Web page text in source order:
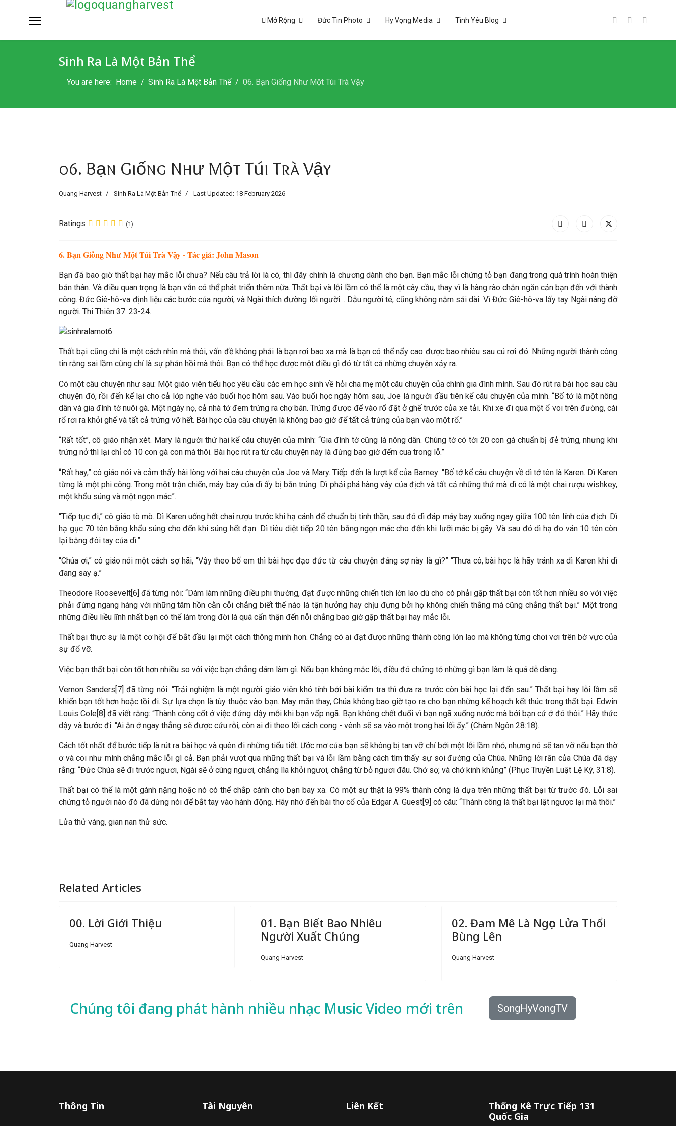
Mở Rộng Đức Tin Photo Hy Vọng Media Tình Yêu Blog
Sinh Ra Là Một Bản Thể
You are here: Home Sinh Ra Là Một Bản Thể 06. Bạn Giống Như Một Túi Trà Vậy
06. Bạn Giống Như Một Túi Trà Vậy
Quang Harvest Sinh Ra Là Một Bản Thể Last Updated: 18 February 2026
Ratings (1)
6. Bạn Giống Như Một Túi Trà Vậy - Tác giả: John Mason
Bạn đã bao giờ thất bại hay mắc lỗi chưa? Nếu câu trả lời là có, thì đây chính là chương dành cho bạn. Bạn mắc lỗi chứng tỏ bạn đang trong quá trình hoàn thiện
bản thân. Và điều quan trọng là bạn vẫn có thể phát triển thêm nữa. Thất bại và lỗi lầm có thể là một cây cầu, thay vì là hàng rào chắn ngăn cản bạn đến với thành
công. Đức Giê-hô-va định liệu các bước của người, và Ngài thích đường lối người… Dẫu người té, cũng không nằm sải dài. Vì Đức Giê-hô-va lấy tay Ngài nâng đỡ
người. Thi Thiên 37: 23-24.
Thất bại cũng chỉ là một cách nhìn mà thôi, vấn đề không phải là bạn rơi bao xa mà là bạn có thể nẩy cao được bao nhiêu sau cú rơi đó. Những người thành công
tin rằng sai lầm cũng chỉ là sự phản hồi mà thôi. Bạn có thể học được một điều gì đó từ tất cả những chuyện xảy ra.
Có một câu chuyện như sau: Một giáo viên tiểu học yêu cầu các em học sinh về hỏi cha mẹ một câu chuyện của chính gia đình mình. Sau đó rút ra bài học sau câu
chuyện đó, rồi đến kể lại cho cả lớp nghe vào buổi học hôm sau. Vào buổi học ngày hôm sau, Joe là người đầu tiên kể câu chuyện của mình. “Bố tớ là một nông
dân và gia đình tớ nuôi gà. Một ngày nọ, cả nhà tớ đem trứng ra chợ bán. Trứng được để vào rổ đặt ở ghế trước của xe tải. Khi xe đi qua một ổ voi trên đường, cái
rổ rơi ra khỏi ghế và tất cả trứng vỡ hết. Bài học của câu chuyện là không bao giờ để tất cả trứng của bạn vào một rổ.”
“Rất tốt”, cô giáo nhận xét. Mary là người thứ hai kể câu chuyện của mình: “Gia đình tớ cũng là nông dân. Chúng tớ có tới 20 con gà chuẩn bị đẻ trứng, nhưng khi
trứng nở thì lại chỉ có 10 con gà con mà thôi. Bài học rút ra từ câu chuyện này là đừng bao giờ đếm cua trong lỗ.”
“Rất hay,” cô giáo nói và cảm thấy hài lòng với hai câu chuyện của Joe và Mary. Tiếp đến là lượt kể của Barney: "Bố tớ kể câu chuyện về dì tớ tên là Karen. Dì Karen
từng là một phi công. Trong một trận chiến, máy bay của dì ấy bị bắn trúng. Dì phải phá hàng vây của địch và tất cả những thứ mà dì có là một chai rượu wishkey,
một khẩu súng và một ngọn mác”.
“Tiếp tục đi,” cô giáo tò mò. Dì Karen uống hết chai rượu trước khi hạ cánh để chuẩn bị tinh thần, sau đó dì đáp máy bay xuống ngay giữa 100 tên lính của địch. Dì
hạ gục 70 tên bằng khẩu súng cho đến khi súng hết đạn. Dì tiêu diệt tiếp 20 tên bằng ngọn mác cho đến khi lưỡi mác bị gãy. Và sau đó dì hạ đo ván 10 tên còn
lại bằng đôi tay của dì.”
“Chúa ơi,” cô giáo nói một cách sợ hãi, “Vậy theo bố em thì bài học đạo đức từ câu chuyện đáng sợ này là gì?” “Thưa cô, bài học là hãy tránh xa dì Karen khi dì
đang say ạ.”
Theodore Roosevelt[6] đã từng nói: “Dám làm những điều phi thường, đạt được những chiến tích lớn lao dù cho có phải gặp thất bại còn tốt hơn nhiều so với việc
phải đứng ngang hàng với những tâm hồn cằn cỗi chẳng biết thế nào là tận hưởng hay chịu đựng bởi họ không chiến thắng mà cũng chẳng thất bại.” Một trong
những điều liều lĩnh nhất bạn có thể làm trong đời là quá cẩn thận đến nỗi chẳng bao giờ gặp thất bại hay mắc lỗi.
Thất bại thực sự là một cơ hội để bắt đầu lại một cách thông minh hơn. Chẳng có ai đạt được những thành công lớn lao mà không từng chơi vơi trên bờ vực của
sự đổ vỡ.
Việc bạn thất bại còn tốt hơn nhiều so với việc bạn chẳng dám làm gì. Nếu bạn không mắc lỗi, điều đó chứng tỏ những gì bạn làm là quá dễ dàng.
Vernon Sanders[7] đã từng nói: “Trải nghiệm là một người giáo viên khó tính bởi bài kiểm tra thì đưa ra trước còn bài học lại đến sau.” Thất bại hay lỗi lầm sẽ
khiến bạn tốt hơn hoặc tồi đi. Sự lựa chọn là tùy thuộc vào bạn. May mắn thay, Chúa không bao giờ tạo ra cho bạn những kế hoạch kết thúc trong thất bại. Edwin
Louis Cole[8] đã viết rằng: “Thành công cốt ở việc đứng dậy mỗi khi bạn vấp ngã. Bạn không chết đuối vì bạn ngã xuống nước mà bởi bạn cứ ở đó thôi.” Hãy thức
dậy và bước đi. “Ai ăn ở ngay thẳng sẽ được cứu rỗi; còn ai đi theo lối cách cong - vênh sẽ sa vào một trong hai lối ấy.” (Châm Ngôn 28:18).
Cách tốt nhất để bước tiếp là rút ra bài học và quên đi những tiểu tiết. Ước mơ của bạn sẽ không bị tan vỡ chỉ bởi một lỗi lầm nhỏ, nhưng nó sẽ tan vỡ nếu bạn thờ
ơ và coi như mình chẳng mắc lỗi gì cả. Bạn phải vượt qua những thất bại và lỗi lầm bằng cách tìm thấy sự soi đường của Chúa. Những lời răn của Chúa đã dạy
rằng: “Đức Chúa sẽ đi trước ngươi, Ngài sẽ ở cùng ngươi, chẳng lìa khỏi ngươi, chẳng từ bỏ ngươi đâu. Chớ sợ, và chớ kinh khủng” (Phục Truyền Luật Lệ Ký, 31:8).
Thất bại có thể là một gánh nặng hoặc nó có thể chắp cánh cho bạn bay xa. Có một sự thật là 99% thành công là dựa trên những thất bại từ trước đó. Lỗi sai
chứng tỏ người nào đó đã dừng nói để bắt tay vào hành động. Hãy nhớ đến bài thơ cổ của Edgar A. Guest[9] có câu: “Thành công là thất bại lật ngược lại mà thôi.”
Lửa thử vàng, gian nan thử sức.
Related Articles
00. Lời Giới Thiệu
Quang Harvest
01. Bạn Biết Bao Nhiêu
Người Xuất Chúng
Quang Harvest
02. Đam Mê Là Ngọn Lửa Thổi
Bùng Lên
Quang Harvest
Chúng tôi đang phát hành nhiều nhạc Music Video mới trên SongHyVongTV
Thông Tin Tài Nguyên Liên Kết
Thống Kê Trực Tiếp 131
Quốc Gia